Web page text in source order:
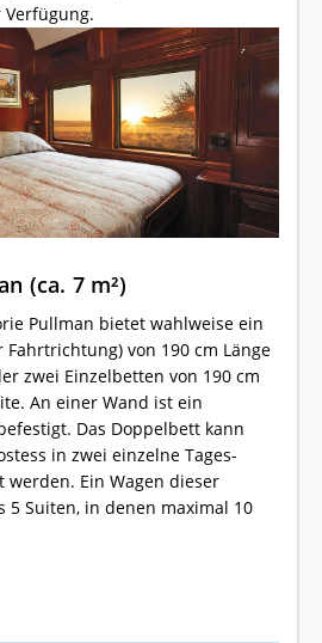
(ca. 7 m²)
Pullman bietet wahlweise ein
von 190 cm Länge
zwei Einzelbetten von 190 cm
An einer Wand ist ein
Das Doppelbett kann
in zwei einzelne Tages-
werden. Ein Wagen dieser
5 Suiten, in denen maximal 10